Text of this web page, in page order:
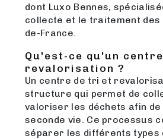
dont Luxo Bennes,
collecte et le traitement des
de-France.
Qu'est-ce qu'un
revalorisation ?
Un centre de tri et
structure qui permet de
valoriser les déchets afin
seconde vie. Ce processus
séparer les différents types